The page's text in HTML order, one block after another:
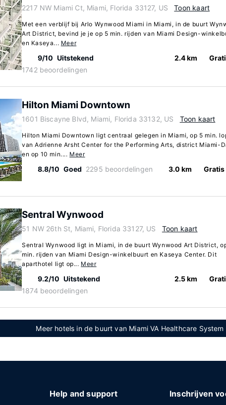
2217 NW Miami Ct, Miami, Florida 33127, US Toon kaart
Met een verblijf bij Arlo Wynwood Miami in Miami, in de buurt
Art District, bevind je je op 5 min. rijden van Miami Design-
en Kaseya... Meer
9/10 Uitstekend
1742 beoordelingen
2.4 km
Hilton Miami Downtown
1601 Biscayne Blvd, Miami, Florida 33132, US Toon kaart
Hilton Miami Downtown ligt centraal gelegen in Miami, op 5 min.
van Adrienne Arsht Center for the Performing Arts, district Miami-
en op 10 min.... Meer
8.8/10 Goed 2295 beoordelingen 3.0 km
Sentral Wynwood
51 NW 26th St, Miami, Florida 33127, US Toon kaart
Sentral Wynwood ligt in Miami, in de buurt Wynwood Art District,
min. rijden van Miami Design-winkelbuurt en Kaseya Center. Dit
aparthotel ligt op... Meer
9.2/10 Uitstekend
1874 beoordelingen
2.5 km
Meer hotels in de buurt van Miami VA Healthcare System
Help and support Inschrijven